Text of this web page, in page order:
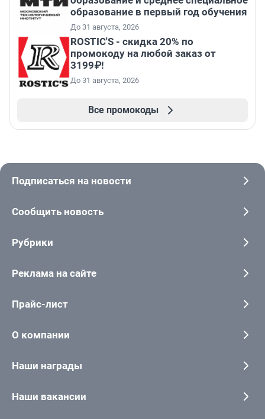
образование в первый год обучения
До 31 августа, 2026
ROSTIC'S - скидка 20% по
промокоду на любой заказ от
3199₽!
До 31 августа, 2026
Все промокоды
Подписаться на новости
Сообщить новость
Рубрики
Реклама на сайте
Прайс-лист
О компании
Наши награды
Наши вакансии